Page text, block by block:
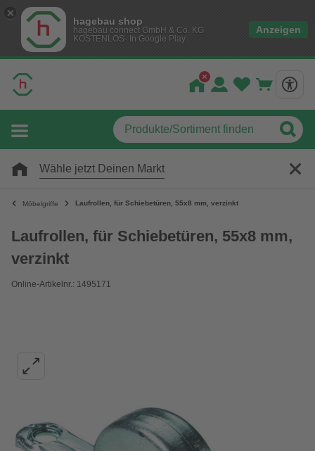
hagebau shop
hagebau connect GmbH & Co. KG
KOSTENLOS- In Google Play
Anzeigen
Wähle jetzt Deinen Markt
Möbelgriffe Laufrollen, für Schiebetüren, 55x8 mm, verzinkt
Laufrollen, für Schiebetüren, 55x8 mm,
verzinkt
Online-Artikelnr.: 1495171